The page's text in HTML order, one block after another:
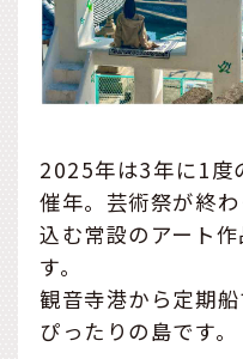
2025年は3年に1度
催年。芸術祭が終
込む常設のアート
す。
観音寺港から定期
ぴったりの島です。